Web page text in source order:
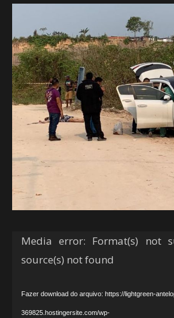
Tocador
de
Media error: Format(s) not
source(s) not found
Fazer download do arquivo: https://lightgreen-
369825.hostingersite.com/wp-